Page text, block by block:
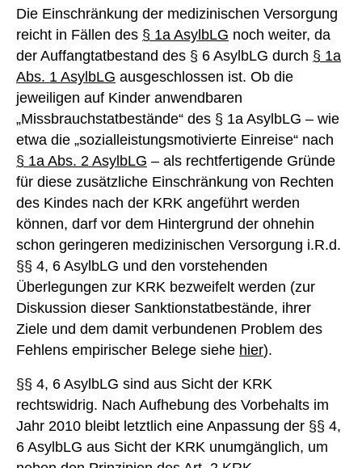
Die Einschränkung der medizinischen Versorgung
reicht in Fällen des § 1a AsylbLG noch weiter, da
der Auffangtatbestand des § 6 AsylbLG durch § 1a
Abs. 1 AsylbLG ausgeschlossen ist. Ob die
jeweiligen auf Kinder anwendbaren
„Missbrauchstatbestände“ des § 1a AsylbLG – wie
etwa die „sozialleistungsmotivierte Einreise“ nach
§ 1a Abs. 2 AsylbLG – als rechtfertigende Gründe
für diese zusätzliche Einschränkung von Rechten
des Kindes nach der KRK angeführt werden
können, darf vor dem Hintergrund der ohnehin
schon geringeren medizinischen Versorgung i.R.d.
§§ 4, 6 AsylbLG und den vorstehenden
Überlegungen zur KRK bezweifelt werden (zur
Diskussion dieser Sanktionstatbestände, ihrer
Ziele und dem damit verbundenen Problem des
Fehlens empirischer Belege siehe hier).
§§ 4, 6 AsylbLG sind aus Sicht der KRK
rechtswidrig. Nach Aufhebung des Vorbehalts im
Jahr 2010 bleibt letztlich eine Anpassung der §§ 4,
6 AsylbLG aus Sicht der KRK unumgänglich, um